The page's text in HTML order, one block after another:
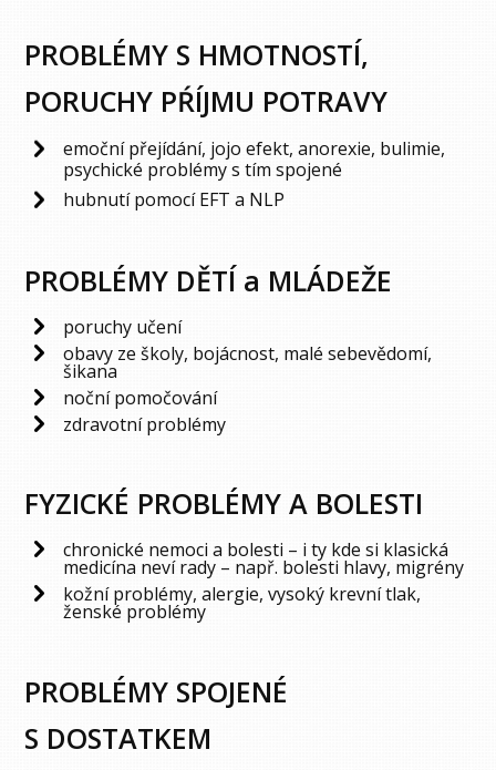
PROBLÉMY S HMOTNOSTÍ,
PORUCHY PŔÍJMU POTRAVY
emoční přejídání, jojo efekt, anorexie, bulimie,
psychické problémy s tím spojené
hubnutí pomocí EFT a NLP
PROBLÉMY DĚTÍ a MLÁDEŽE
poruchy učení
obavy ze školy, bojácnost, malé sebevědomí,
šikana
noční pomočování
zdravotní problémy
FYZICKÉ PROBLÉMY A BOLESTI
chronické nemoci a bolesti – i ty kde si klasická
medicína neví rady – např. bolesti hlavy, migrény
kožní problémy, alergie, vysoký krevní tlak,
ženské problémy
PROBLÉMY SPOJENÉ
S DOSTATKEM